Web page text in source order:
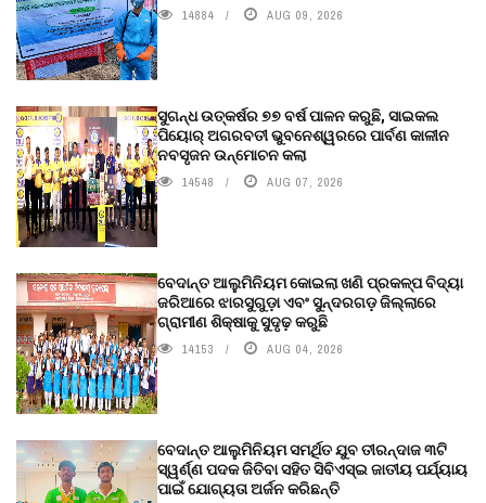
14884 AUG 09, 2026
ସୁଗନ୍ଧ ଉତ୍କର୍ଷର ୭୭ ବର୍ଷ ପାଳନ କରୁଛି, ସାଇକଲ
ପିୟୋର୍‌ ଅଗରବତୀ ଭୁବନେଶ୍ୱରରେ ପାର୍ବଣ କାଳୀନ
ନବସୃଜନ ଉନ୍ମୋଚନ କଲା
14548 AUG 07, 2026
ବେଦାନ୍ତ ଆଲୁମିନିୟମ କୋଇଲା ଖଣି ପ୍ରକଳ୍ପ ବିଦ୍ୟା
ଜରିଆରେ ଝାରସୁଗୁଡ଼ା ଏବଂ ସୁନ୍ଦରଗଡ଼ ଜିଲ୍ଲାରେ
ଗ୍ରାମୀଣ ଶିକ୍ଷାକୁ ସୁଦୃଢ଼ କରୁଛି
14153 AUG 04, 2026
ବେଦାନ୍ତ ଆଲୁମିନିୟମ ସମର୍ଥିତ ଯୁବ ତୀରନ୍ଦାଜ ୩ଟି
ସ୍ୱର୍ଣ୍ଣ ପଦକ ଜିତିବା ସହିତ ସିବିଏସ୍ଇ ଜାତୀୟ ପର୍ଯ୍ୟାୟ
ପାଇଁ ଯୋଗ୍ୟତା ଅର୍ଜନ କରିଛନ୍ତି